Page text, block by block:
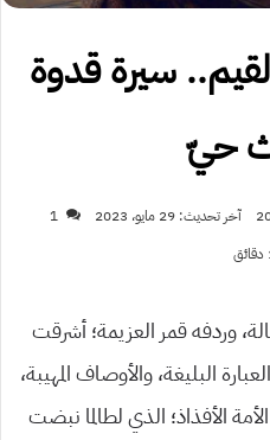
سيرة قدوة
حيّ
آخر تحديث: 29 مايو، 2023
1
وردفه قمر العزيمة؛ أشرقت
ربها”.[1] هذه العبارة البليغة، والأوصاف المهيبة،
الأفذاذ؛ الذي لطالما نبضت